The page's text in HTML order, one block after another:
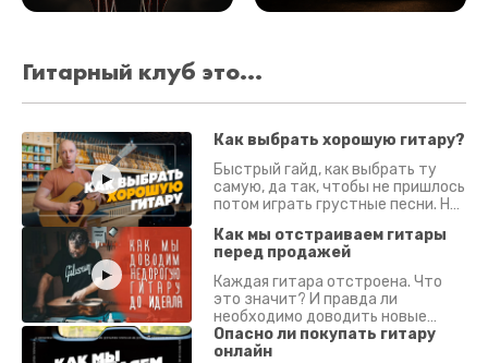
Гитарный клуб это...
Как выбрать хорошую гитару?
Быстрый гайд, как выбрать ту
самую, да так, чтобы не пришлось
потом играть грустные песни. На
Как мы отстраиваем гитары
перед продажей
Каждая гитара отстроена. Что
это значит? И правда ли
необходимо доводить новые
гитары? Если кратко - да.
Подробно - в видео :)
Опасно ли покупать гитару
онлайн